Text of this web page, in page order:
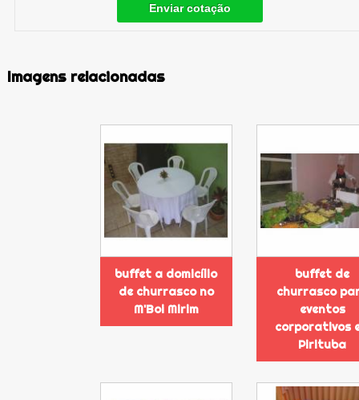
Enviar cotação
Imagens relacionadas
buffet a domicílio
de churrasco no
M'Boi Mirim
buffet de
churrasco
eventos
corporativos
Pirituba